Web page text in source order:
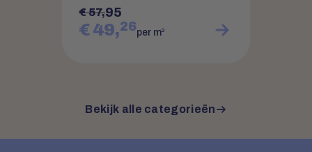
€ 57,95
€ 49,26per m2
Bekijk alle categorieën